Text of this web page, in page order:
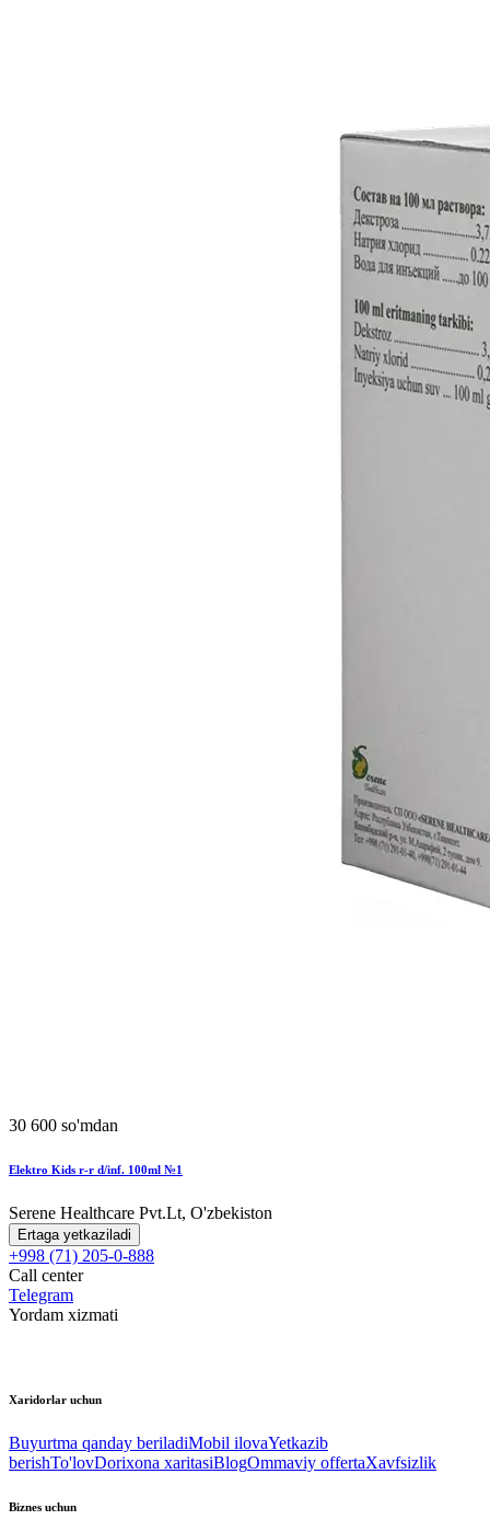
30 600 so'mdan
Elektro Kids r-r d/inf. 100ml №1
Serene Healthcare Pvt.Lt, O'zbekiston
Ertaga yetkaziladi
+998 (71) 205-0-888
Call center
Telegram
Yordam xizmati
Xaridorlar uchun
Buyurtma qanday beriladiMobil ilovaYetkazib
berishTo'lovDorixona xaritasiBlogOmmaviy offertaXavfsizlik
Biznes uchun